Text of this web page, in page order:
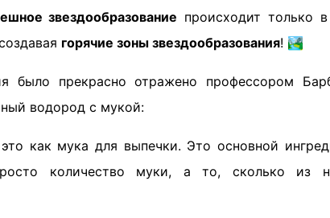
звездообразование происходит только
горячие зоны звездообразования! 🏞️
было прекрасно отражено профессором
водород с мукой:
как мука для выпечки. Это основной
количество муки, а то, сколько из